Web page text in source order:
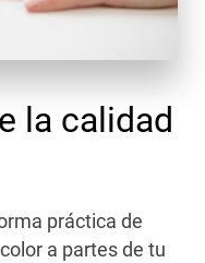
la calidad
práctica de
a partes de tu